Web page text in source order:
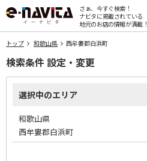
さぁ、今すぐ検索！
ナビタに掲載されている
地元のお店の情報が満載！
トップ 和歌山県 西牟婁郡白浜町
検索条件 設定・変更
選択中のエリア
和歌山県
西牟婁郡白浜町